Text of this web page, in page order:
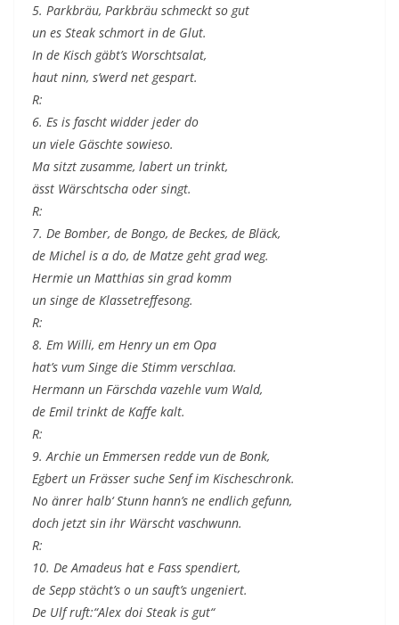
5. Parkbräu, Parkbräu schmeckt so gut
un es Steak schmort in de Glut.
In de Kisch gäbt’s Worschtsalat,
haut ninn, s’werd net gespart.
R:
6. Es is fascht widder jeder do
un viele Gäschte sowieso.
Ma sitzt zusamme, labert un trinkt,
ässt Wärschtscha oder singt.
R:
7. De Bomber, de Bongo, de Beckes, de Bläck,
de Michel is a do, de Matze geht grad weg.
Hermie un Matthias sin grad komm
un singe de Klassetreffesong.
R:
8. Em Willi, em Henry un em Opa
hat’s vum Singe die Stimm verschlaa.
Hermann un Färschda vazehle vum Wald,
de Emil trinkt de Kaffe kalt.
R:
9. Archie un Emmersen redde vun de Bonk,
Egbert un Frässer suche Senf im Kischeschronk.
No änrer halb‘ Stunn hann’s ne endlich gefunn,
doch jetzt sin ihr Wärscht vaschwunn.
R:
10. De Amadeus hat e Fass spendiert,
de Sepp stächt’s o un sauft’s ungeniert.
De Ulf ruft:“Alex doi Steak is gut“